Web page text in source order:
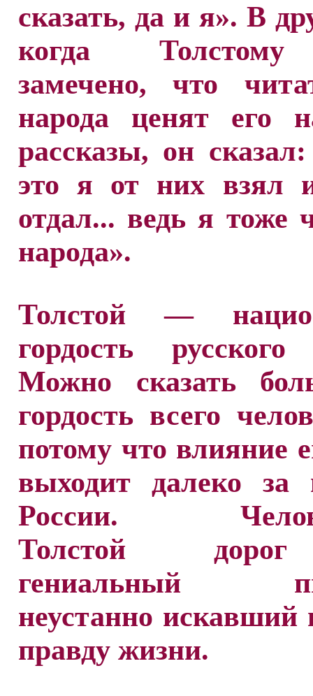
сказать, да и я». В
когда
замечено, что
народа ценят его
рассказы, он
это я от них взял
отдал... ведь я тоже
народа».
Толстой —
гордость русского
Можно сказать
гордость всего
потому что влияние
выходит далеко за
России.
Толстой
гениальный
неустанно искавший
правду жизни.